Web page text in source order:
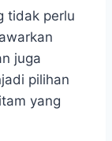
tidak perlu
juga
pilihan
yang